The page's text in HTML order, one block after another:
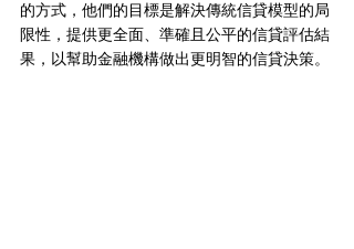
的方式，他們的目標是解決傳統信貸模型的局
限性，提供更全面、準確且公平的信貸評估結
果，以幫助金融機構做出更明智的信貸決策。